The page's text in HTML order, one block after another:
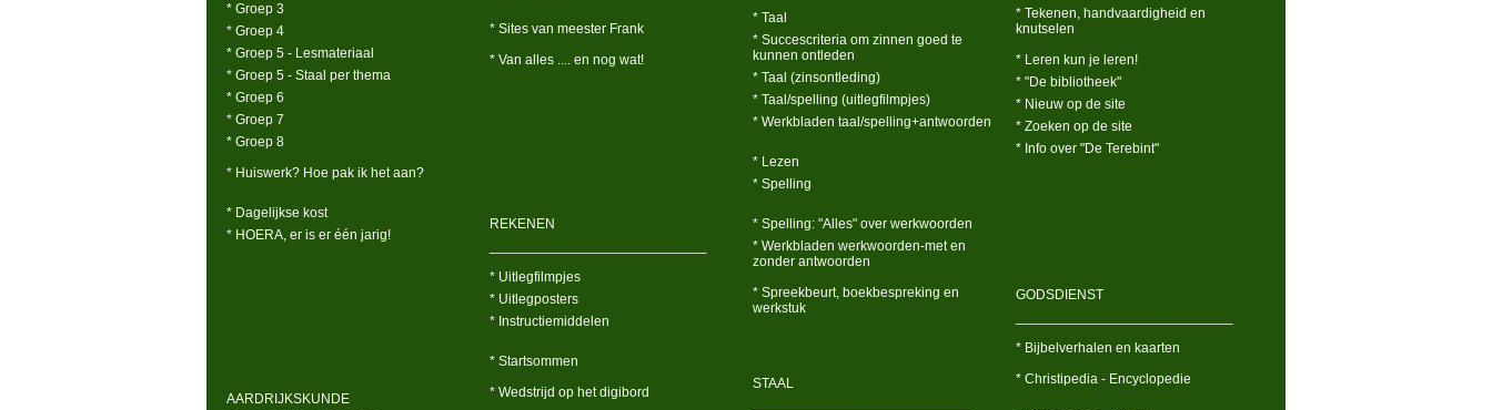
* Groep 3
* Groep 4
* Groep 5 - Lesmateriaal
* Groep 5 - Staal per thema
* Groep 6
* Groep 7
* Groep 8
* Huiswerk? Hoe pak ik het aan?
* Dagelijkse kost
* HOERA, er is er één jarig!
AARDRIJKSKUNDE
* Sites van meester Frank
* Van alles .... en nog wat!
REKENEN
* Uitlegfilmpjes
* Uitlegposters
* Instructiemiddelen
* Startsommen
* Wedstrijd op het digibord
* Taal
* Succescriteria om zinnen goed te
kunnen ontleden
* Taal (zinsontleding)
* Taal/spelling (uitlegfilmpjes)
* Werkbladen taal/spelling+antwoorden
* Lezen
* Spelling
* Spelling: "Alles" over werkwoorden
* Werkbladen werkwoorden-met en
zonder antwoorden
* Spreekbeurt, boekbespreking en
werkstuk
STAAL
* Tekenen, handvaardigheid en
knutselen
* Leren kun je leren!
* "De bibliotheek"
* Nieuw op de site
* Zoeken op de site
* Info over "De Terebint"
GODSDIENST
* Bijbelverhalen en kaarten
* Christipedia - Encyclopedie